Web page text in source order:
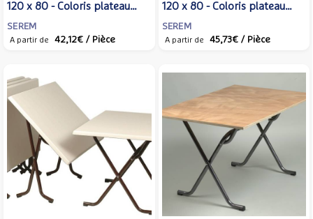
120 x 80 - Coloris plateau
mélaminé et piètement
variables
SEREM
A partir de 42,12€ / Pièce
120 x 80 - Coloris plateau
stratifié et piètement
variables
SEREM
A partir de 45,73€ / Pièce